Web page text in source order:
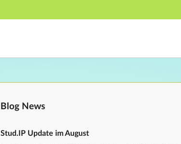
Hauptnavigation
Blog News
Stud.IP Update im August